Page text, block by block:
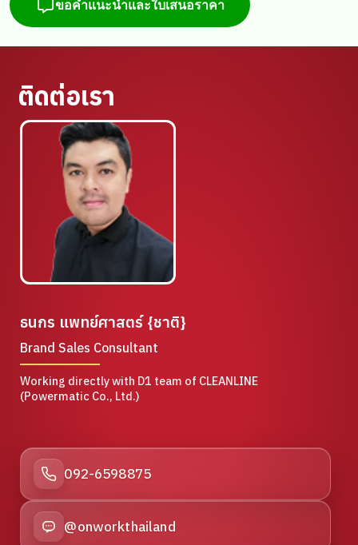
ขอคำแนะนำและใบเสนอราคา
ติดต่อเรา
ธนกร แพทย์ศาสตร์ {ชาติ}
Brand Sales Consultant
Working directly with D1 team of CLEANLINE
(Powermatic Co., Ltd.)
092-6598875
@onworkthailand